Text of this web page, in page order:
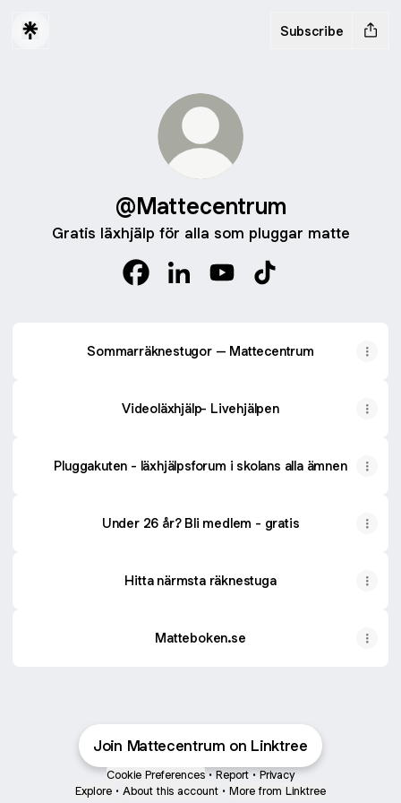
Subscribe
@Mattecentrum
Gratis läxhjälp för alla som pluggar matte
Sommarräknestugor – Mattecentrum
Videoläxhjälp- Livehjälpen
Pluggakuten - läxhjälpsforum i skolans alla ämnen
Under 26 år? Bli medlem - gratis
Hitta närmsta räknestuga
Matteboken.se
Join Mattecentrum on Linktree
Cookie Preferences • Report • Privacy
Explore • About this account • More from Linktree